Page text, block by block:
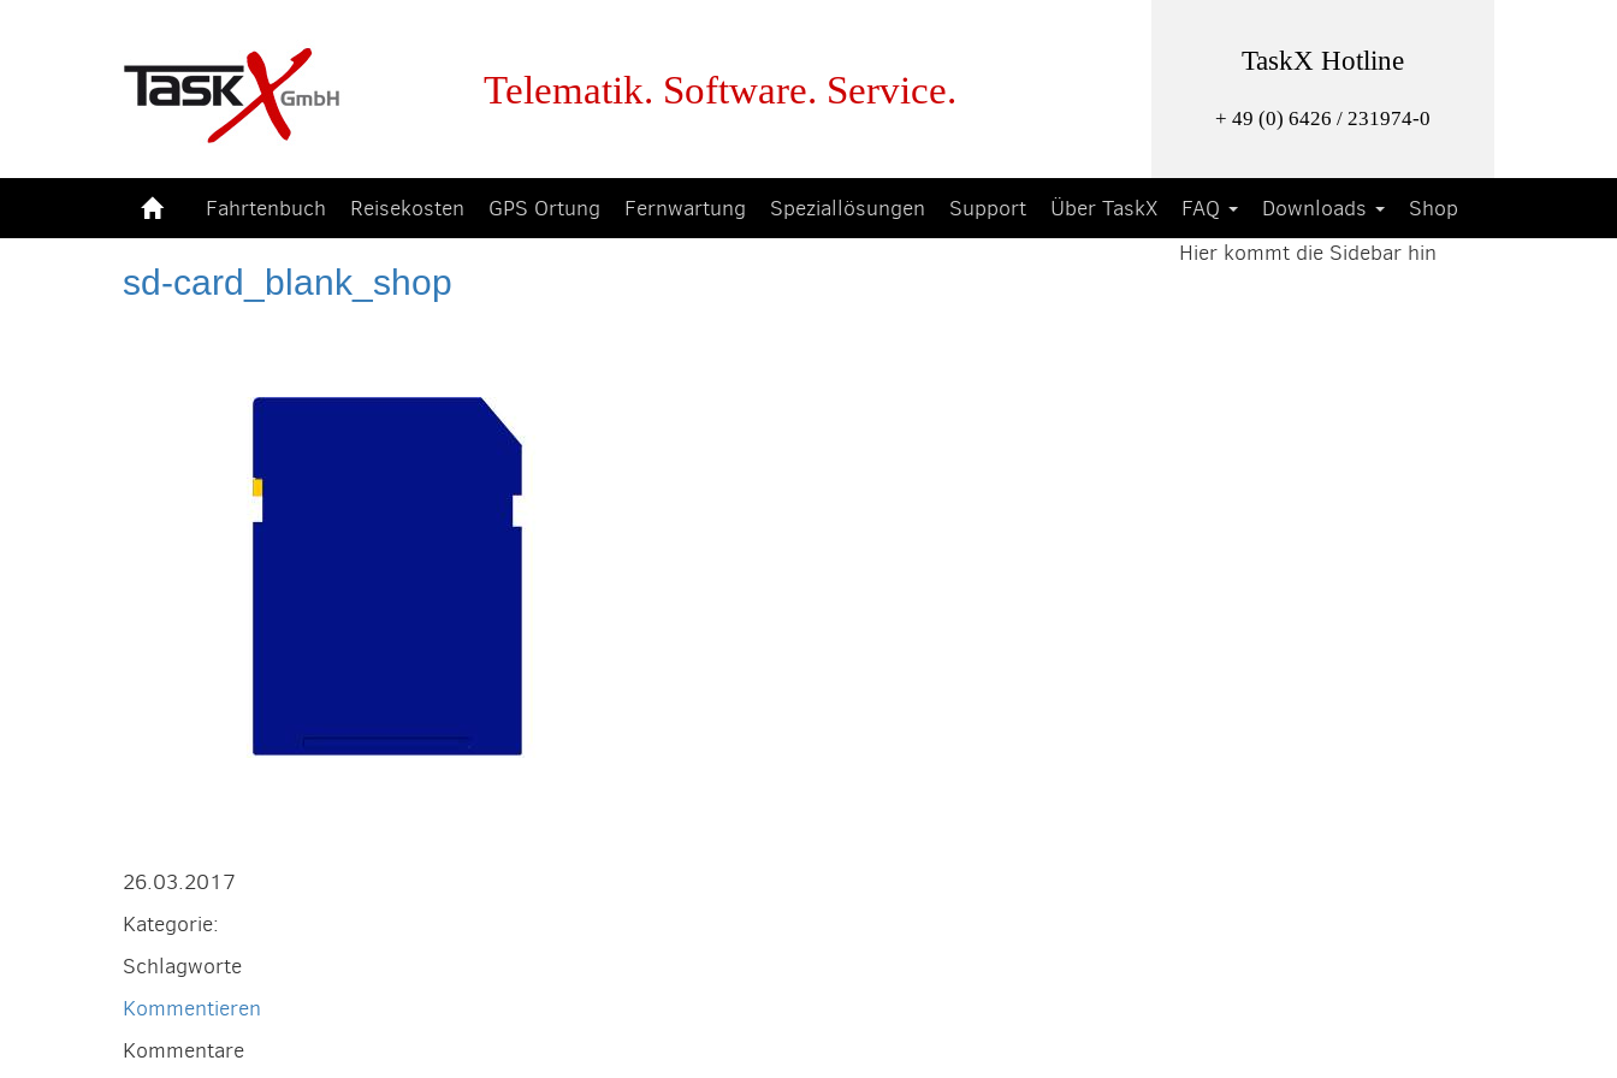
Telematik. Software. Service.
TaskX Hotline
+ 49 (0) 6426 / 231974-0
Fahrtenbuch Reisekosten GPS Ortung Fernwartung Speziallösungen Support Über TaskX FAQ Downloads Shop
sd-card_blank_shop
26.03.2017
Kategorie:
Schlagworte
Kommentieren
Kommentare
Hier kommt die Sidebar hin